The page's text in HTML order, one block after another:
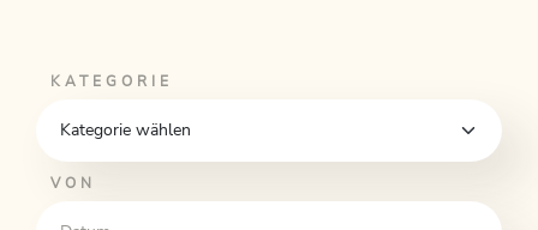
KATEGORIE
VON